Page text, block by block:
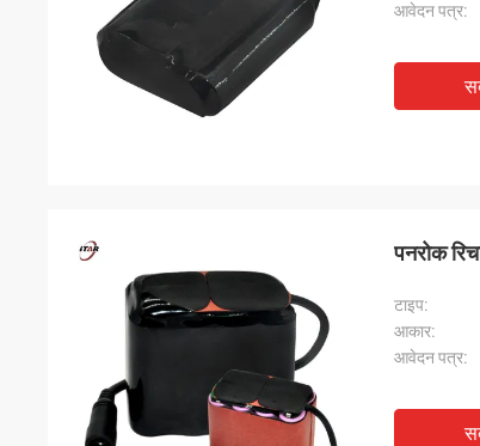
आवेदन पत्र:
पनरोक
टाइप:
आकार:
आवेदन पत्र: